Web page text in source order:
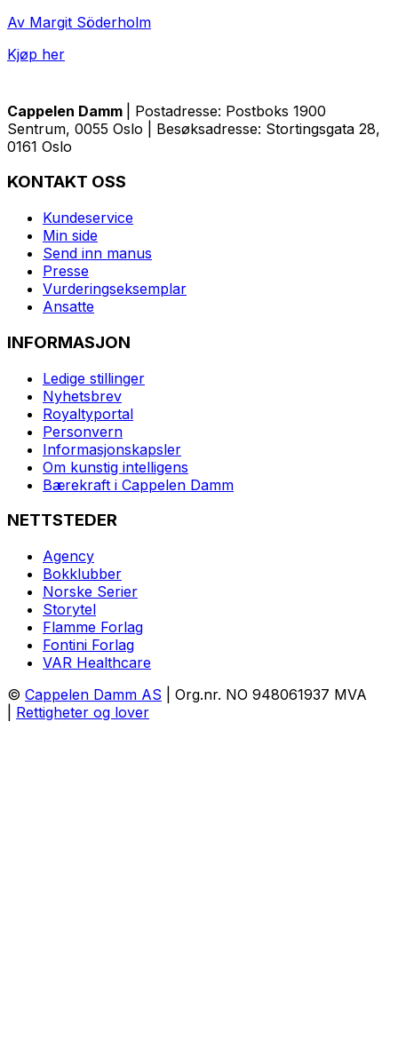
Av Margit Söderholm
Kjøp her
Cappelen Damm
| Postadresse: Postboks 1900
Sentrum, 0055 Oslo | Besøksadresse: Stortingsgata 28,
0161 Oslo
KONTAKT OSS
Kundeservice
Min side
Send inn manus
Presse
Vurderingseksemplar
Ansatte
INFORMASJON
Ledige stillinger
Nyhetsbrev
Royaltyportal
Personvern
Informasjonskapsler
Om kunstig intelligens
Bærekraft i Cappelen Damm
NETTSTEDER
Agency
Bokklubber
Norske Serier
Storytel
Flamme Forlag
Fontini Forlag
VAR Healthcare
© Cappelen Damm AS | Org.nr. NO 948061937 MVA
Rettigheter og lover